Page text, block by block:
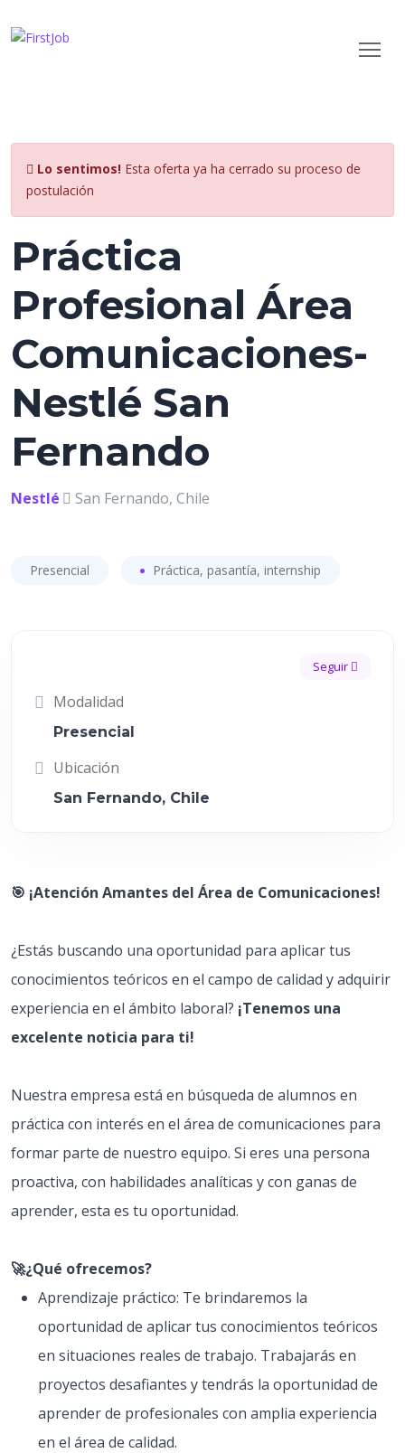
Lo sentimos! Esta oferta ya ha cerrado su proceso de
postulación
Práctica
Profesional Área
Comunicaciones-
Nestlé San
Fernando
Nestlé San Fernando, Chile
Presencial Práctica, pasantía, internship
Seguir
Modalidad
Presencial
Ubicación
San Fernando, Chile
🎯 ¡Atención Amantes del Área de Comunicaciones!
¿Estás buscando una oportunidad para aplicar tus
conocimientos teóricos en el campo de calidad y adquirir
experiencia en el ámbito laboral? ¡Tenemos una
excelente noticia para ti!
Nuestra empresa está en búsqueda de alumnos en
práctica con interés en el área de comunicaciones para
formar parte de nuestro equipo. Si eres una persona
proactiva, con habilidades analíticas y con ganas de
aprender, esta es tu oportunidad.
🚀¿Qué ofrecemos?
Aprendizaje práctico: Te brindaremos la
oportunidad de aplicar tus conocimientos teóricos
en situaciones reales de trabajo. Trabajarás en
proyectos desafiantes y tendrás la oportunidad de
aprender de profesionales con amplia experiencia
en el área de calidad.